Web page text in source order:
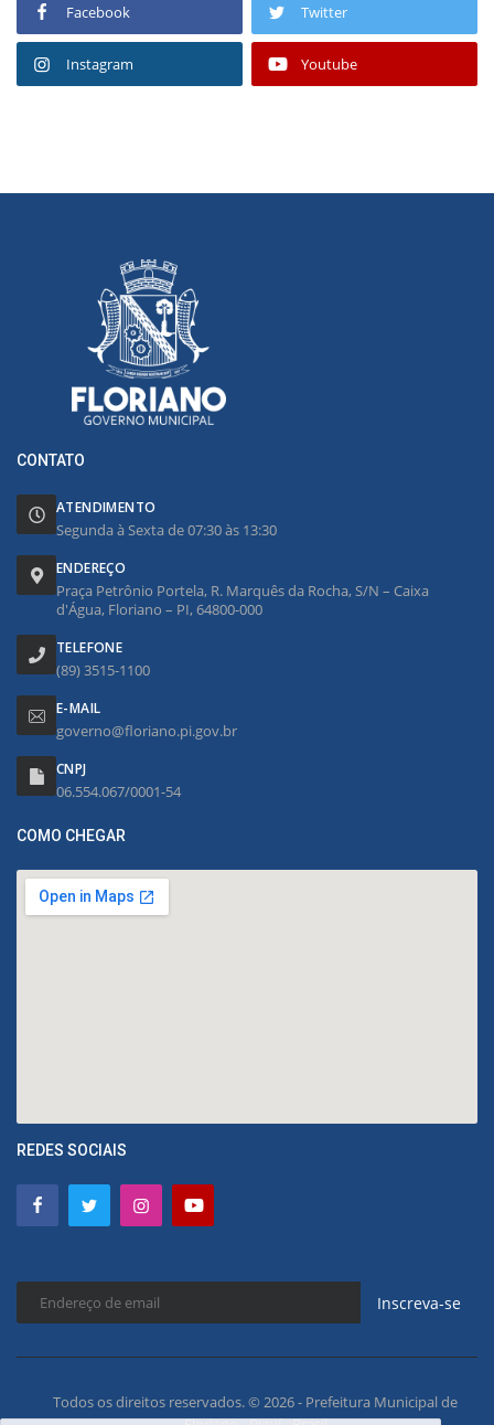
Facebook Twitter
Instagram Youtube
CONTATO
ATENDIMENTO
Segunda à Sexta de 07:30 às 13:30
ENDEREÇO
Praça Petrônio Portela, R. Marquês da Rocha, S/N – Caixa
d'Água, Floriano – PI, 64800-000
TELEFONE
(89) 3515-1100
E-MAIL
governo@floriano.pi.gov.br
CNPJ
06.554.067/0001-54
COMO CHEGAR
REDES SOCIAIS
Inscreva-se
Todos os direitos reservados. © 2026 - Prefeitura Municipal de